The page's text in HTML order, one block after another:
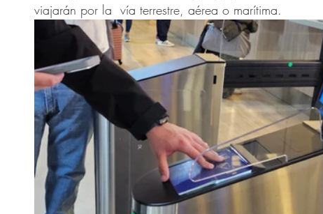
viajarán por la  vía terrestre, aérea o marítima.